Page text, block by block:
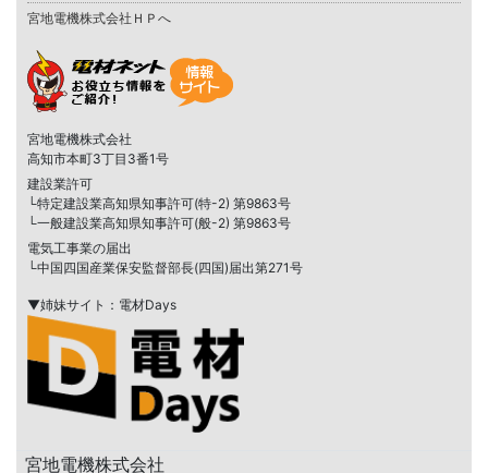
宮地電機株式会社ＨＰへ
宮地電機株式会社
高知市本町3丁目3番1号
建設業許可
└特定建設業高知県知事許可(特-2) 第9863号
└一般建設業高知県知事許可(般-2) 第9863号
電気工事業の届出
└中国四国産業保安監督部長(四国)届出第271号
▼姉妹サイト：電材Days
宮地電機株式会社